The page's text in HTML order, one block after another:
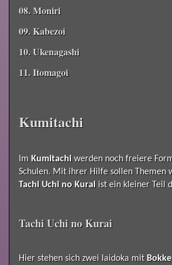
08. Moniri
09. Kabezoi
10. Ukenagashi
11. Itomagoi
Kumitachi
Im Kumitachi werden noch freiere
Schulen. Mit ihrer Hilfe sollen Themen
Tachi Uchi no Kurai ist ein kleiner Teil
Tachi Uchi no Kurai
Hier stehen sich zwei Iaidoka mit